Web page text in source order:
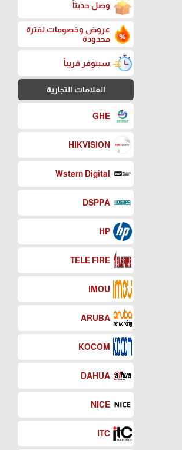
وصل حديثاً
عروض وخصومات لفترة
محدودة
سيتوفر قريباً
العلامات التجارية
GHE
HIKVISION
Wstern Digital
DSPPA
HP
TELE FIRE
IMOU
ARUBA
KOCOM
DAHUA
NICE
ITC